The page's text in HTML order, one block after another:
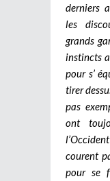
derniers
les
grands
instincts
pour s’
tirer
pas
ont
courent
pour se